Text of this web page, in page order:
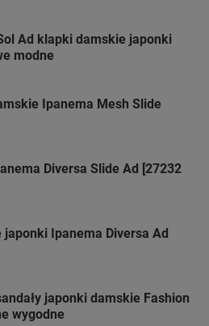
Ad klapki damskie japonki
modne
Ipanema Mesh Slide
Diversa Slide Ad [27232
Ipanema Diversa Ad
japonki damskie Fashion
wygodne